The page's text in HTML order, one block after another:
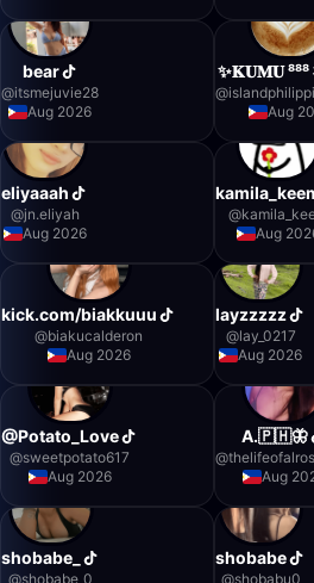
bear
@itsmejuvie28
Aug 2026
✨𝐊𝐔𝐌𝐔 ⁸⁸⁸
@
Aug
eliyaaah
@jn.eliyah
Aug 2026
@
Aug
kick.com/biakkuuu
@biakucalderon
Aug 2026
layzzzzz
@lay_0217
Aug 2026
@Potato_Love
@sweetpotato617
Aug 2026
A.🇵🇭🦋
@
Aug
shobabe_
@shobabe_0
shobabe
@shobabu0